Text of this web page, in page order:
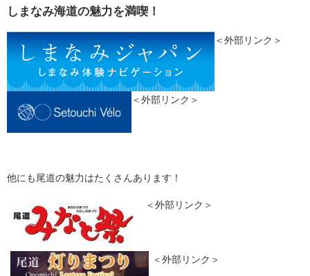
しまなみ海道の魅力を満喫！
＜外部リンク＞
＜外部リンク＞
他にも尾道の魅力はたくさんあります！
＜外部リンク＞
＜外部リンク＞